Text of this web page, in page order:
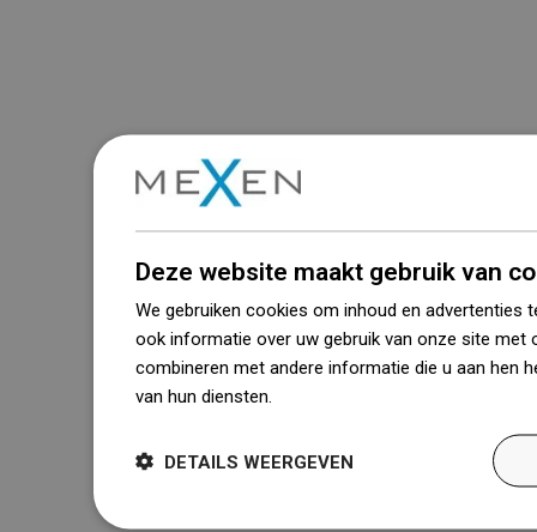
Deze website maakt gebruik van
We gebruiken cookies om inhoud en advertenties
ook informatie over uw gebruik van onze site met
combineren met andere informatie die u aan hen
van hun diensten.
DETAILS WEERGEVEN